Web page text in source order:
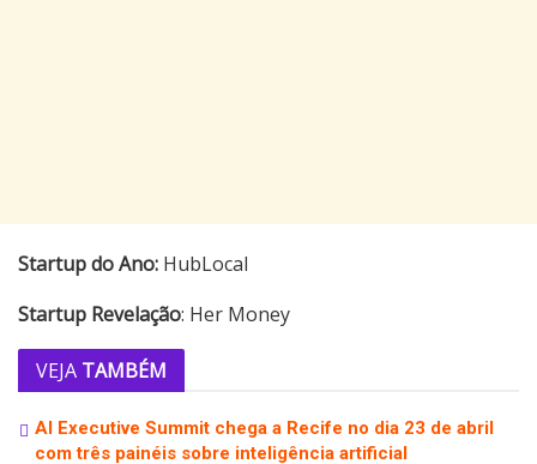
Startup do Ano: HubLocal
Startup Revelação: Her Money
VEJA TAMBÉM
AI Executive Summit chega a Recife no dia 23 de abril
com três painéis sobre inteligência artificial